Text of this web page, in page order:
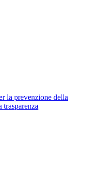
la prevenzione della
trasparenza